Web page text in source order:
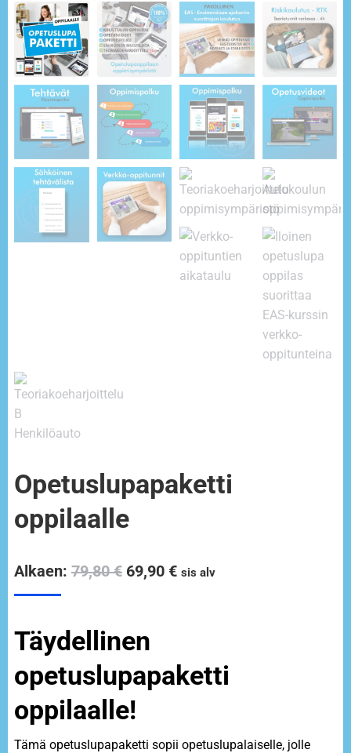
Opetuslupapaketti
oppilaalle
Alkaen: 79,80€ 69,90 € sis alv
Täydellinen
opetuslupapaketti
oppilaalle!
Tämä opetuslupapaketti sopii opetuslupalaiselle, jolle